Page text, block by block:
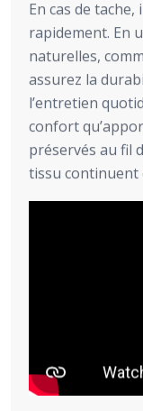
En cas de tache,
rapidement. En
naturelles,
assurez la
l’entretien
confort
préservés au fil
tissu continuent